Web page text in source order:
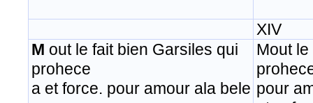
XIV
M out le fait bien Garsiles qui
prohece
a et force. pour amour ala bele
Mout
pour